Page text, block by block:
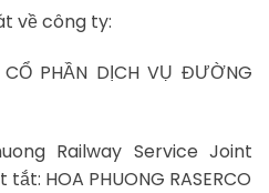
về công ty:
PHẦN DỊCH VỤ ĐƯỜNG
Railway Service Joint
HOA PHUONG RASERCO